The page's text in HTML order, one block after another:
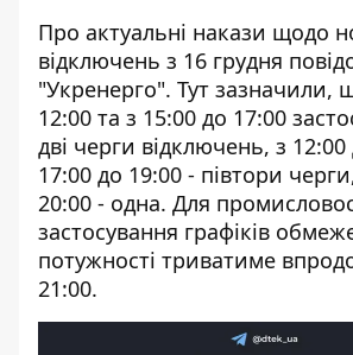
Про актуальні накази щодо
відключень з 16 грудня
"Укренерго". Тут зазначили,
12:00 та з 15:00 до 17:00
дві черги відключень, з 12:00
17:00 до 19:00 - півтори
20:00 - одна. Для
застосування графіків
потужності триватиме
21:00.